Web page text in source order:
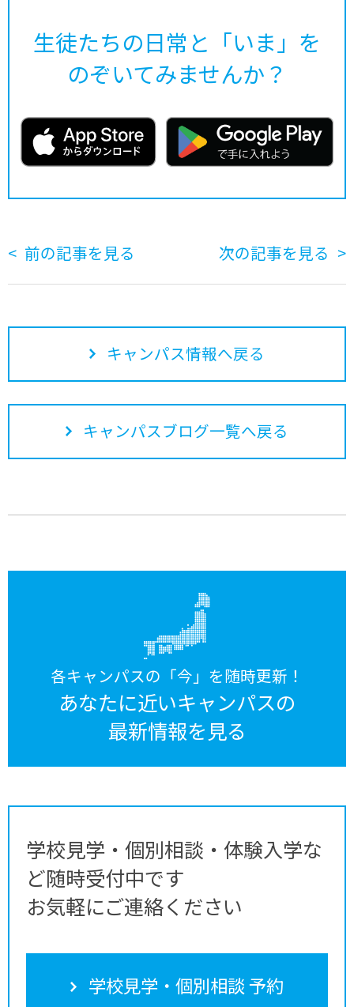
生徒たちの日常と「いま」を
のぞいてみませんか？
前の記事を見る 次の記事を見る
キャンパス情報へ戻る
キャンパスブログ一覧へ戻る
各キャンパスの「今」を随時更新！
あなたに近いキャンパスの
最新情報を見る
学校見学・個別相談・体験入学な
ど随時受付中です
お気軽にご連絡ください
学校見学・個別相談 予約